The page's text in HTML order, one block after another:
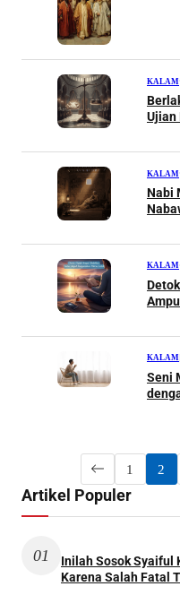
KALAM
Ujian
KALAM
Nabi
KALAM
KALAM
Seni
1 2
Artikel Populer
01
Inilah Sosok Syaiful
Karena Salah Fatal